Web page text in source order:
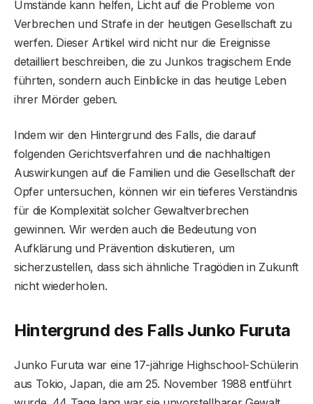
Umstände kann helfen, Licht auf die Probleme von
Verbrechen und Strafe in der heutigen Gesellschaft zu
werfen. Dieser Artikel wird nicht nur die Ereignisse
detailliert beschreiben, die zu Junkos tragischem Ende
führten, sondern auch Einblicke in das heutige Leben
ihrer Mörder geben.
Indem wir den Hintergrund des Falls, die darauf
folgenden Gerichtsverfahren und die nachhaltigen
Auswirkungen auf die Familien und die Gesellschaft der
Opfer untersuchen, können wir ein tieferes Verständnis
für die Komplexität solcher Gewaltverbrechen
gewinnen. Wir werden auch die Bedeutung von
Aufklärung und Prävention diskutieren, um
sicherzustellen, dass sich ähnliche Tragödien in Zukunft
nicht wiederholen.
Hintergrund des Falls Junko Furuta
Junko Furuta war eine 17-jährige Highschool-Schülerin
aus Tokio, Japan, die am 25. November 1988 entführt